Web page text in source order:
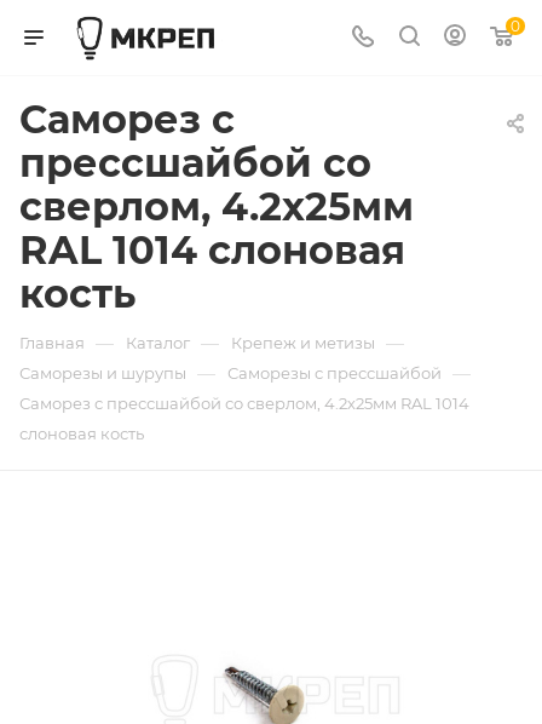
0
Саморез с
прессшайбой со
сверлом, 4.2х25мм
RAL 1014 слоновая
кость
Главная — Каталог — Крепеж и метизы —
Саморезы и шурупы — Саморезы с прессшайбой —
Саморез с прессшайбой со сверлом, 4.2х25мм RAL 1014
слоновая кость